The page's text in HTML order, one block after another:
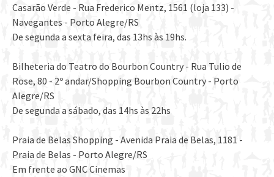
Casarão Verde - Rua Frederico Mentz, 1561 (loja 133) -
Navegantes - Porto Alegre/RS
De segunda a sexta feira, das 13hs às 19hs.
Bilheteria do Teatro do Bourbon Country - Rua Tulio de
Rose, 80 - 2º andar/Shopping Bourbon Country - Porto
Alegre/RS
De segunda a sábado, das 14hs às 22hs
Praia de Belas Shopping - Avenida Praia de Belas, 1181 -
Praia de Belas - Porto Alegre/RS
Em frente ao GNC Cinemas